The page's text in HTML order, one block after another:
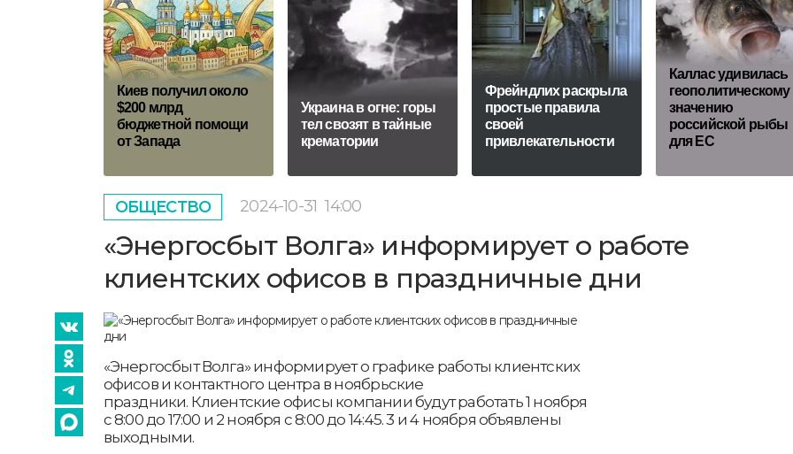
Киев получил около
$200 млрд
бюджетной помощи
от Запада
Украина в огне: горы
тел свозят в тайные
крематории
Фрейндлих раскрыла
простые правила
своей
привлекательности
Каллас удивилась
геополитическому
значению
российской рыбы
для ЕС
ОБЩЕСТВО 2024-10-31 14:00
«Энергосбыт Волга» информирует о работе
клиентских офисов в праздничные дни
«Энергосбыт Волга» информирует о графике работы клиентских
офисов и контактного центра в ноябрьские
праздники. Клиентские офисы компании будут работать 1 ноября
с 8:00 до 17:00 и 2 ноября с 8:00 до 14:45. 3 и 4 ноября объявлены
выходными.